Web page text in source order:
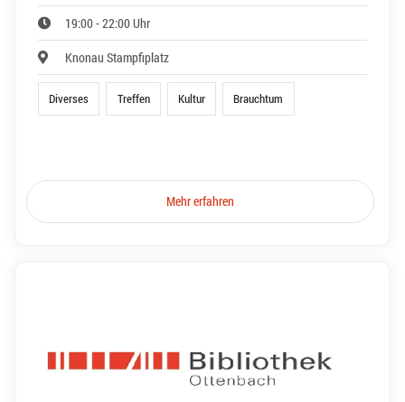
19:00 - 22:00 Uhr
Knonau Stampfiplatz
Diverses Treffen Kultur Brauchtum
Mehr erfahren